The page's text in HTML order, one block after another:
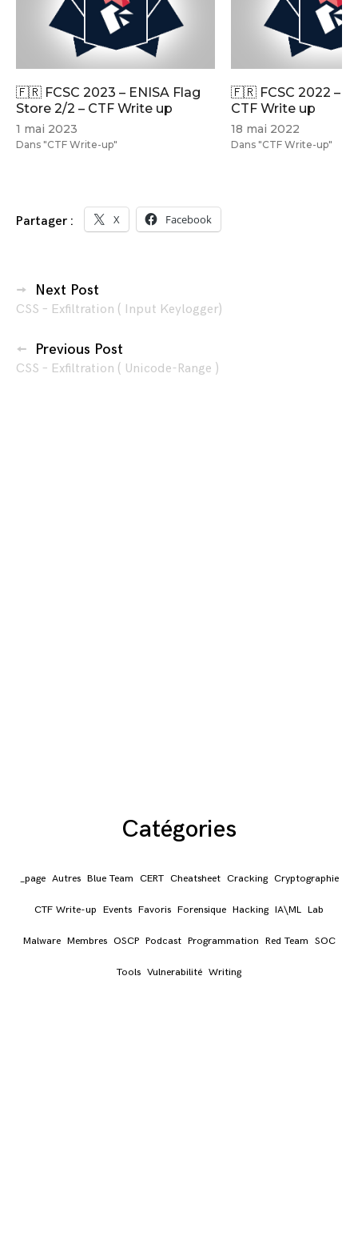
🇫🇷 FCSC 2023 – ENISA Flag
Store 2/2 – CTF Write up
1 mai 2023
Dans "CTF Write-up"
🇫🇷 FCSC 2022 –
CTF Write up
18 mai 2022
Dans "CTF Write-up"
Partager : X Facebook
Navigation
des
articles
Next Post
CSS – Exfiltration ( Input Keylogger)
Previous Post
CSS – Exfiltration ( Unicode-Range )
Catégories
_page Autres Blue Team CERT Cheatsheet Cracking Cryptographie
CTF Write-up Events Favoris Forensique Hacking IA\ML Lab
Malware Membres OSCP Podcast Programmation Red Team SOC
Tools Vulnerabilité Writing